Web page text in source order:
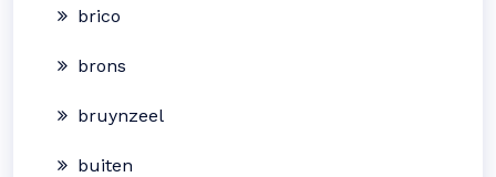
brico
brons
bruynzeel
buiten